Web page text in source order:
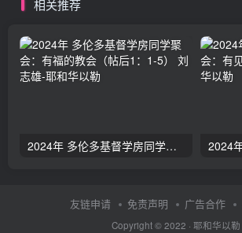
相关推荐
2024年 多伦多基督学房同学聚会：有福的教会（帖后1：1-5） 刘志雄
友链申请 免责声明 广告合作
Copyright © 2022 · 耶和华以勒